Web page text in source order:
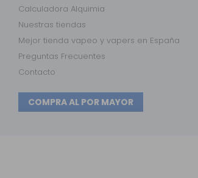
Calculadora Alquimia
Nuestras tiendas
Mejor tienda vapeo y vapers en España
Preguntas Frecuentes
Contacto
COMPRA AL POR MAYOR